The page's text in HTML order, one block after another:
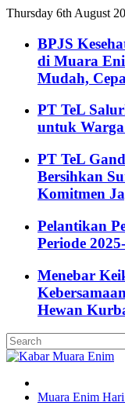
Thursday 6th August
BPJS
di Muara
Mudah,
PT TeL
untuk
PT TeL
Bersihkan
Komitmen
Pelantikan
Periode
Menebar
Hewan
Muara Enim